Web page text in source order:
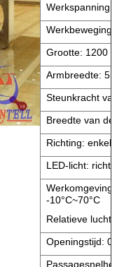
Werkspanning:
Grootte: 1200
Armbreedte:
Steunkracht
Breedte van
Richting:
LED-licht:
-10°C~70°C
Relatieve
Openingstijd: